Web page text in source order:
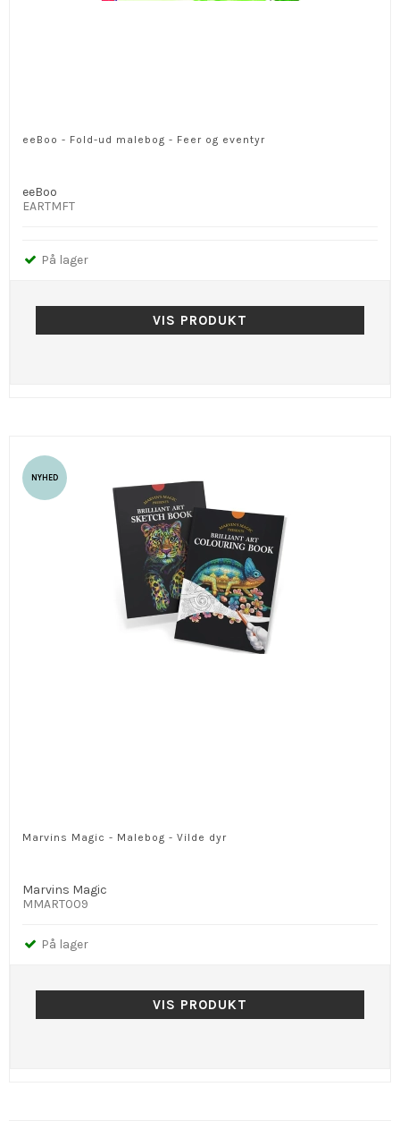
eeBoo - Fold-ud malebog - Feer og eventyr
eeBoo
EARTMFT
På lager
VIS PRODUKT
NYHED
Marvins Magic - Malebog - Vilde dyr
Marvins Magic
MMART009
På lager
VIS PRODUKT